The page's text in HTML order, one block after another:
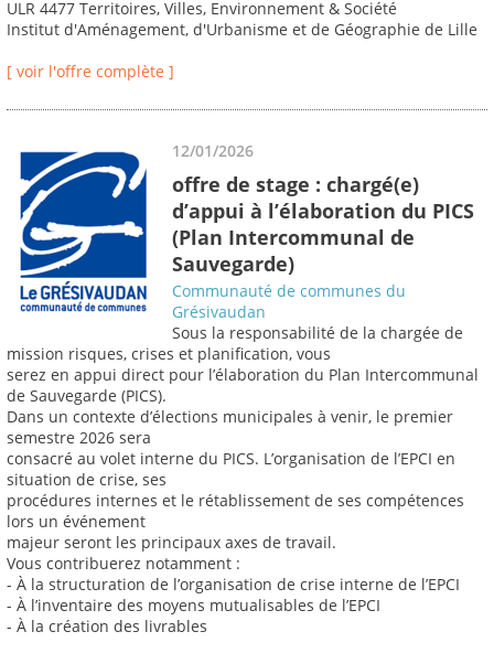
ULR 4477 Territoires, Villes, Environnement & Société
Institut d'Aménagement, d'Urbanisme et de Géographie de Lille
[ voir l'offre complète ]
12/01/2026
offre de stage : chargé(e)
d’appui à l’élaboration du PICS
(Plan Intercommunal de
Sauvegarde)
Communauté de communes du
Grésivaudan
Sous la responsabilité de la chargée de
mission risques, crises et planification, vous
serez en appui direct pour l’élaboration du Plan Intercommunal
de Sauvegarde (PICS).
Dans un contexte d’élections municipales à venir, le premier
semestre 2026 sera
consacré au volet interne du PICS. L’organisation de l’EPCI en
situation de crise, ses
procédures internes et le rétablissement de ses compétences
lors un événement
majeur seront les principaux axes de travail.
Vous contribuerez notamment :
- À la structuration de l’organisation de crise interne de l’EPCI
- À l’inventaire des moyens mutualisables de l’EPCI
- À la création des livrables